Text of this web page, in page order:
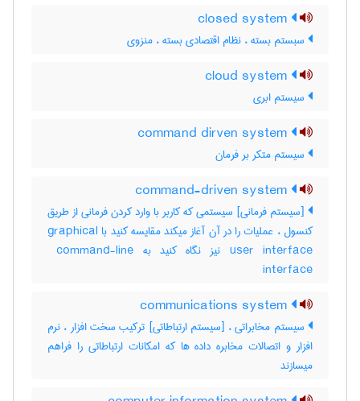
سبستم بسته ، نظام اقتصادی بسته ، منزوی
سیستم ابری
سیستم متکر بر فرمان
[سیستم فرمانی] سیستمی که کاربر با وارد کردن فرمانی از طریق
کنسول ، عملیات را در آن آغاز میکند مقایسه کنید با ‎graphical
user interface نیز نگاه کنید به ‎ command-line
interface
سیستم مخابراتی ، [سیستم ارتباطاتی] ترکیب سخت افزار ، نرم
افزار و اتصالات مخابره داده ها که امکانات ارتباطاتی را فراهم
میسازند